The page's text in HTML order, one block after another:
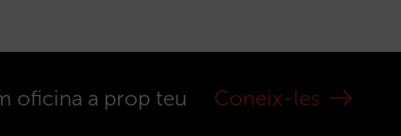
oficina a prop teu Coneix-les